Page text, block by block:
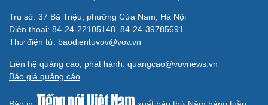
Trụ sở: 37 Bà Triệu, phường Cửa Nam, Hà Nội
Điện thoại: 84-24-22105148, 84-24-39785691
Thư điện tử: baodientuvov@vov.vn
Liên hệ quảng cáo, phát hành: quangcao@vovnews.vn
Báo giá quảng cáo